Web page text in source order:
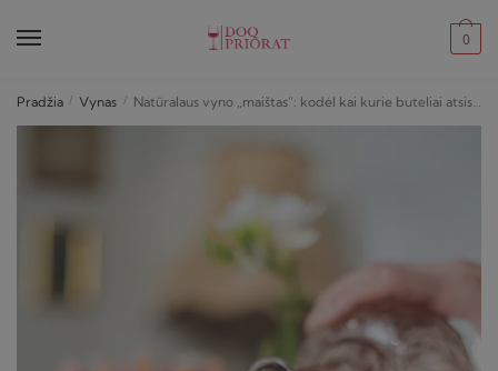
0
Pradžia / Vynas / Natūralaus vyno „maištas”: kodėl kai kurie buteliai atsisako bręsti